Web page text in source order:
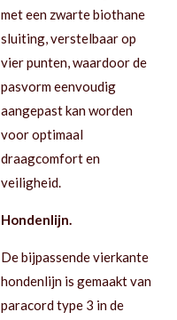
met een zwarte biothane
sluiting, verstelbaar op
vier punten, waardoor de
pasvorm eenvoudig
aangepast kan worden
voor optimaal
draagcomfort en
veiligheid.
Hondenlijn.
De bijpassende vierkante
hondenlijn is gemaakt van
paracord type 3 in de